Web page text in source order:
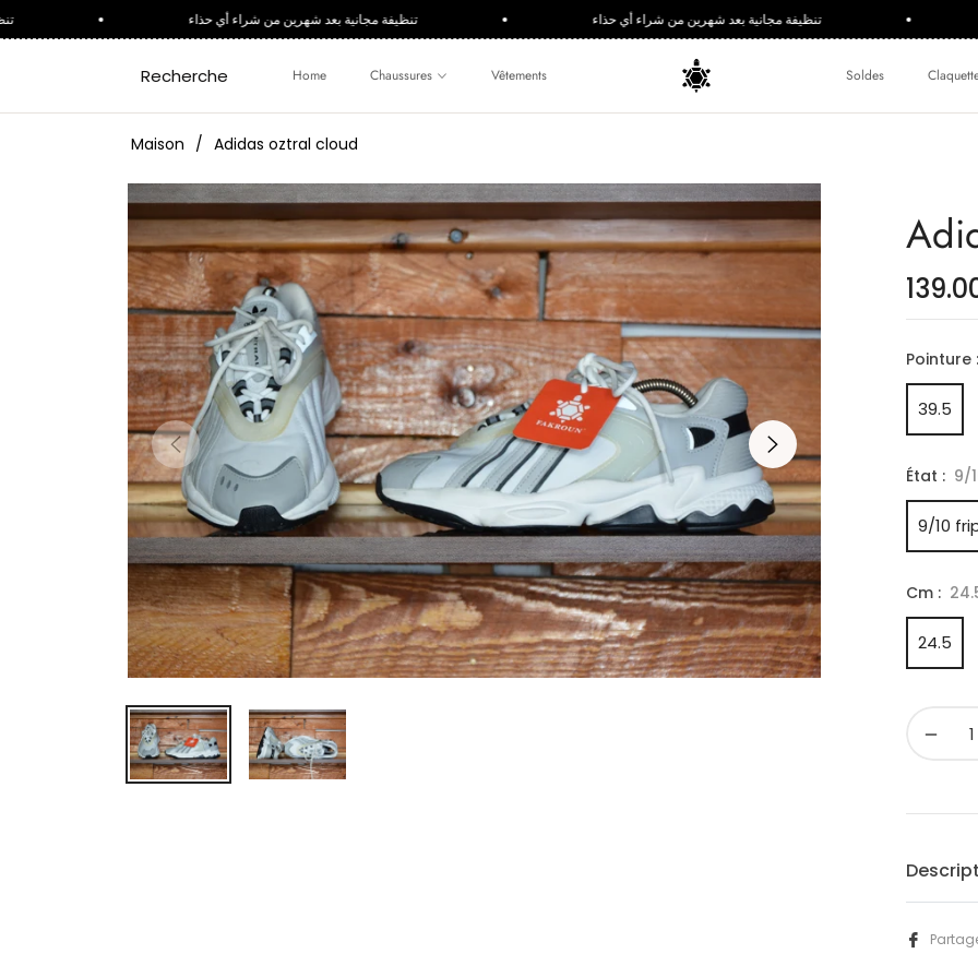
تنظيفة مجانية بعد شهرين من شراء أي حذاء تنظيفة مجانية بعد شهرين من شراء أي حذاء
Recherche Home Chaussures Vêtements Soldes
Maison / Adidas oztral cloud
Pointure :
39.5
État : 9/
9/10
Cm :
24.5
−